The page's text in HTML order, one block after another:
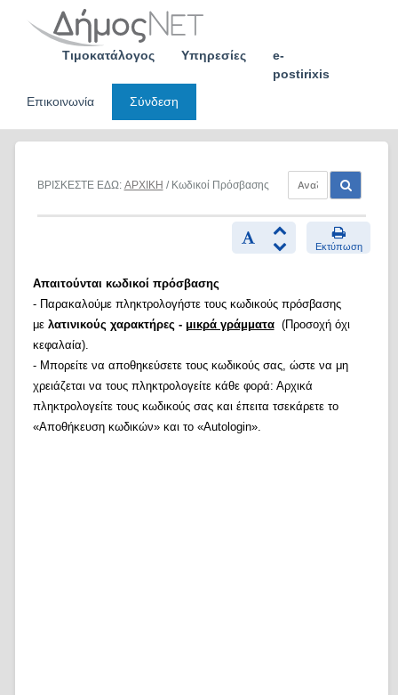
Τιμοκατάλογος Υπηρεσίες
e-
postirixis
Επικοινωνία
Σύνδεση
ΒΡΙΣΚΕΣΤΕ ΕΔΩ: ΑΡΧΙΚΗ / Κωδικοί Πρόσβασης
Εκτύπωση
Απαιτούνται κωδικοί πρόσβασης
- Παρακαλούμε πληκτρολογήστε τους κωδικούς πρόσβασης
με λατινικούς χαρακτήρες - μικρά γράμματα(Προσοχή όχι
κεφαλαία).
- Μπορείτε να αποθηκεύσετε τους κωδικούς σας, ώστε να μη
χρειάζεται να τους πληκτρολογείτε κάθε φορά: Αρχικά
πληκτρολογείτε τους κωδικούς σας και έπειτα τσεκάρετε το
«Αποθήκευση κωδικών» και το «Autologin».